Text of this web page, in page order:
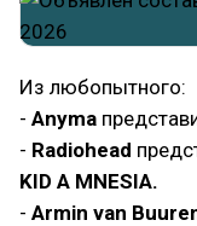
Из любопытного:
- Anyma
- Radiohead
KID A MNESIA.
- Armin van